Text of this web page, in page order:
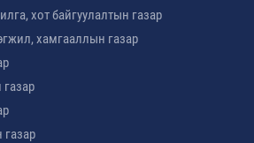
хот байгуулалтын газар
хамгааллын газар